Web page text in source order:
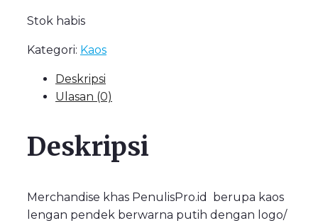
Stok habis
Kategori: Kaos
Deskripsi
Ulasan (0)
Deskripsi
Merchandise khas PenulisPro.id berupa kaos
lengan pendek berwarna putih dengan logo/